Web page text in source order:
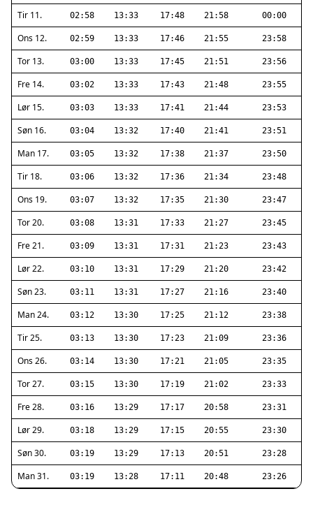
Tir 11. 02:58 13:33 17:48 21:58 00:00
Ons 12. 02:59 13:33 17:46 21:55 23:58
Tor 13. 03:00 13:33 17:45 21:51 23:56
Fre 14. 03:02 13:33 17:43 21:48 23:55
Lør 15. 03:03 13:33 17:41 21:44 23:53
Søn 16. 03:04 13:32 17:40 21:41 23:51
Man 17. 03:05 13:32 17:38 21:37 23:50
Tir 18. 03:06 13:32 17:36 21:34 23:48
Ons 19. 03:07 13:32 17:35 21:30 23:47
Tor 20. 03:08 13:31 17:33 21:27 23:45
Fre 21. 03:09 13:31 17:31 21:23 23:43
Lør 22. 03:10 13:31 17:29 21:20 23:42
Søn 23. 03:11 13:31 17:27 21:16 23:40
Man 24. 03:12 13:30 17:25 21:12 23:38
Tir 25. 03:13 13:30 17:23 21:09 23:36
Ons 26. 03:14 13:30 17:21 21:05 23:35
Tor 27. 03:15 13:30 17:19 21:02 23:33
Fre 28. 03:16 13:29 17:17 20:58 23:31
Lør 29. 03:18 13:29 17:15 20:55 23:30
Søn 30. 03:19 13:29 17:13 20:51 23:28
Man 31. 03:19 13:28 17:11 20:48 23:26